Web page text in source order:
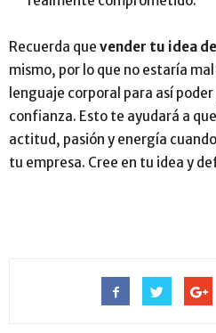
Recuerda que vender tu idea
mismo, por lo que no estaría
lenguaje corporal para así
confianza. Esto te ayudará a
actitud, pasión y energía
tu empresa. Cree en tu idea y